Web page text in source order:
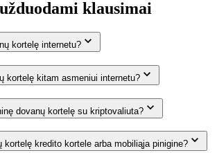
klausimai
kortelę internetu?
kortelę kitam asmeniui internetu?
dovanų kortelę su kriptovaliuta?
kortelę kredito kortele arba mobiliąja pinigine?